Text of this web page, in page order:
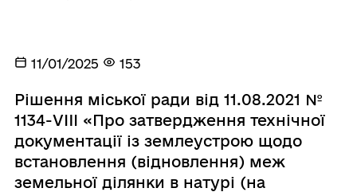
11/01/2025 153
Рішення міської ради від 11.08.2021 №
1134-VIII «Про затвердження технічної
документації із землеустрою щодо
встановлення (відновлення) меж
земельної ділянки в натурі (на